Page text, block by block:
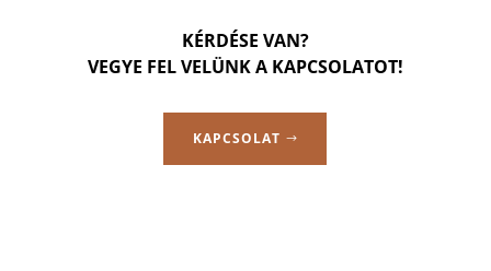
KÉRDÉSE VAN?
VEGYE FEL VELÜNK A KAPCSOLATOT!
KAPCSOLAT